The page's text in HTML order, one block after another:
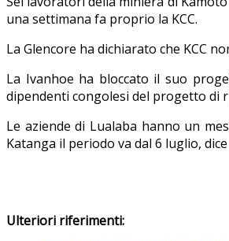
una settimana fa proprio la KCC.
La Glencore ha dichiarato che KCC
La Ivanhoe ha bloccato il suo
dipendenti congolesi del progetto di
Le aziende di Lualaba hanno un
Katanga il periodo va dal 6 luglio,
Ulteriori riferimenti: